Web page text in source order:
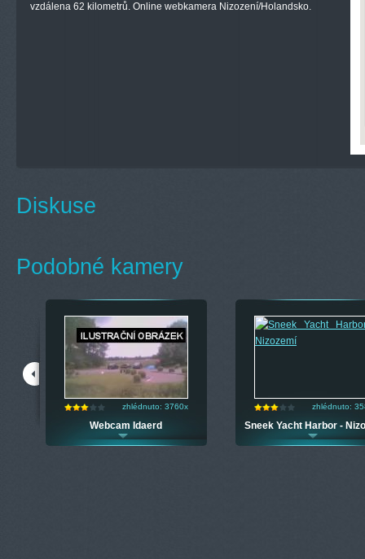
vzdálena 62 kilometrů. Online webkamera Nizození/Holandsko.
Diskuse
Podobné kamery
zhlédnuto: 3760x
Webcam Idaerd
zhlédnuto:
Sneek Yacht Harbor -